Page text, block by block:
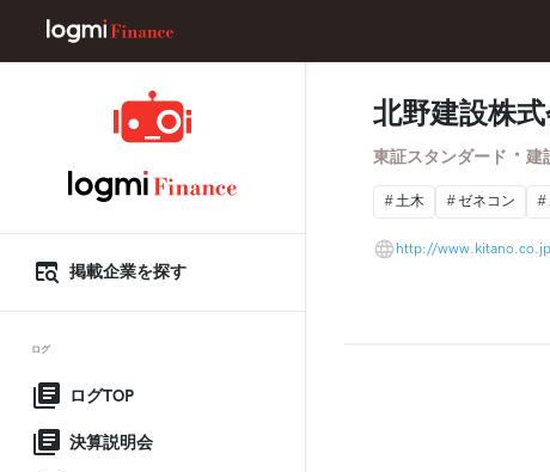
掲載企業を探す
ログ
ログTOP
決算説明会
北野建設株
東証スタンダード ・ 建
土木 ゼネコン
http://